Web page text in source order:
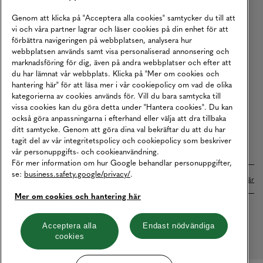
Köpvillkor
Karriär
Vårt Ansvar
Våra Tjänster
Press
Studentrabatt
B2B
Tillgänglighetsredogörelse
Betalningar online sköts i samarbete med Klarna. Läs mer här
Cookies Integritetspolicy
Hantera cookies
Genom att klicka på "Acceptera alla cookies" samtycker du till att
vi och våra partner lagrar och läser cookies på din enhet för att
förbättra navigeringen på webbplatsen, analysera hur
webbplatsen används samt visa personaliserad annonsering och
marknadsföring för dig, även på andra webbplatser och efter att
du har lämnat vår webbplats. Klicka på "Mer om cookies och
hantering här" för att läsa mer i vår cookiepolicy om vad de olika
kategorierna av cookies används för. Vill du bara samtycka till
vissa cookies kan du göra detta under "Hantera cookies". Du kan
också göra anpassningarna i efterhand eller välja att dra tillbaka
ditt samtycke. Genom att göra dina val bekräftar du att du har
tagit del av vår integritetspolicy och cookiepolicy som beskriver
vår personuppgifts- och cookieanvändning.
För mer information om hur Google behandlar personuppgifter,
se: business.safety.google/privacy/.
Mer om cookies och hantering här
Acceptera alla
cookies
Endast nödvändiga